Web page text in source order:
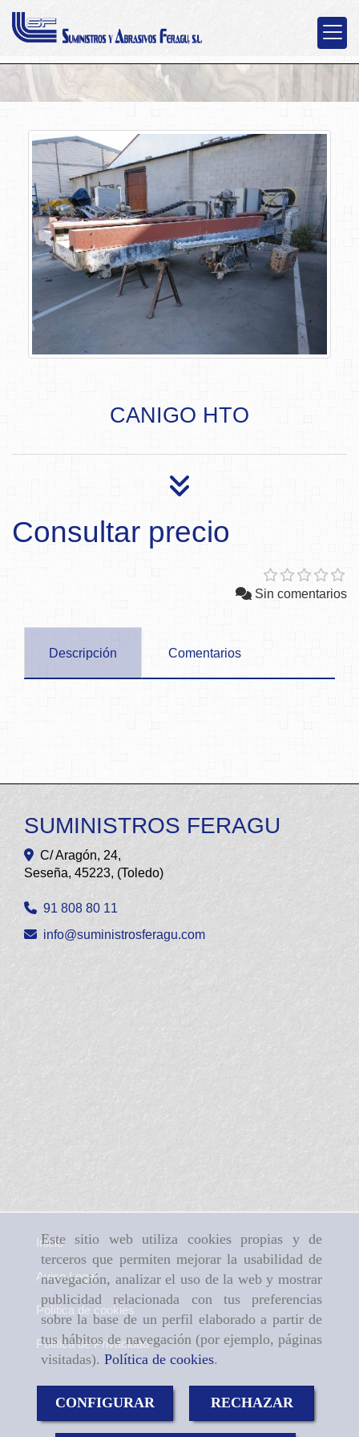
Este sitio web utiliza cookies propias y de
terceros que permiten mejorar la usabilidad de
navegación, analizar el uso de la web y mostrar
publicidad relacionada con tus preferencias
sobre la base de un perfil elaborado a partir de
tus hábitos de navegación (por ejemplo, páginas
visitadas). Política de cookies.
CONFIGURAR RECHAZAR
CANIGO HTO
Consultar precio
Sin comentarios
Descripción Comentarios
SUMINISTROS FERAGU
C/ Aragón, 24,
Seseña, 45223, (Toledo)
91 808 80 11
info
suministrosferagu.com
Inicio
Aviso Legal
Política de cookies
Política de Privacidad